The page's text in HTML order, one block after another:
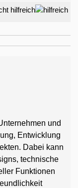
und
Entwicklung
Dabei kann
technische
Funktionen